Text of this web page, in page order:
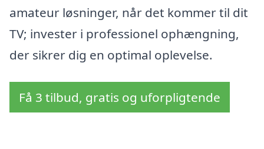
amateur løsninger, når det kommer til dit
TV; invester i professionel ophængning,
der sikrer dig en optimal oplevelse.
Få 3 tilbud, gratis og uforpligtende